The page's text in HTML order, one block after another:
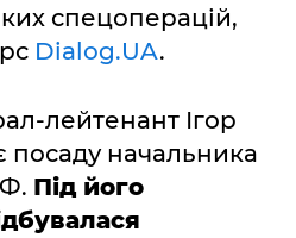
спецоперацій,
Dialog.UA.
лейтенант Ігор
посаду начальника
Під його